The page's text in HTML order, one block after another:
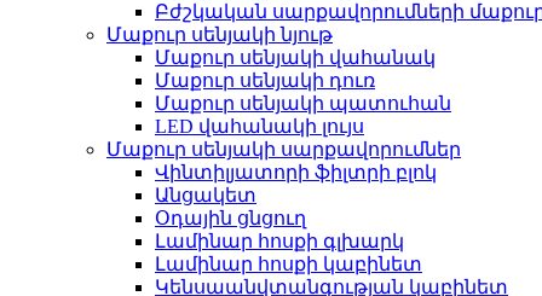
Բժշկական սարքավորումների
Մաքուր սենյակի նյութ
Մաքուր սենյակի վահանակ
Մաքուր սենյակի դուռ
Մաքուր սենյակի պատուհան
LED վահանակի լույս
Մաքուր սենյակի սարքավորումներ
Վինտիլյատորի ֆիլտրի բլոկ
Անցակետ
Օդային ցնցուղ
Լամինար հոսքի գլխարկ
Լամինար հոսքի կաբինետ
Կենսաանվտանգության կաբինետ